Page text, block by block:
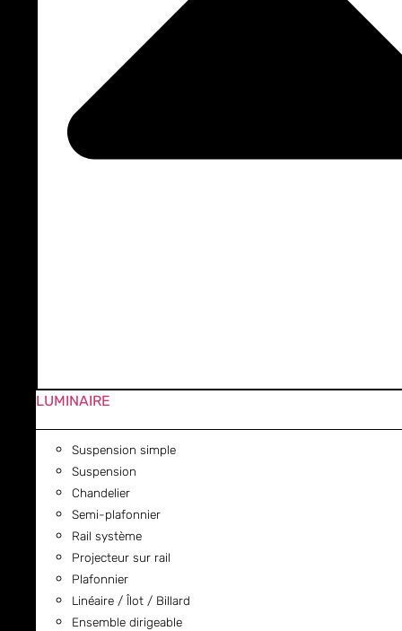
LUMINAIRE
Suspension simple
Suspension
Chandelier
Semi-plafonnier
Rail système
Projecteur sur rail
Plafonnier
Linéaire / Îlot / Billard
Ensemble dirigeable